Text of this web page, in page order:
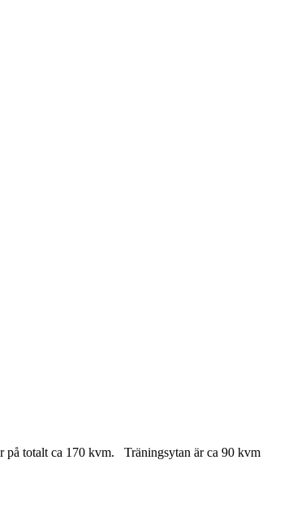
på totalt ca 170 kvm. Träningsytan är ca 90 kvm